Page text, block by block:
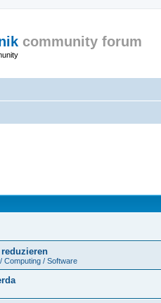
community forum
Computing / Software